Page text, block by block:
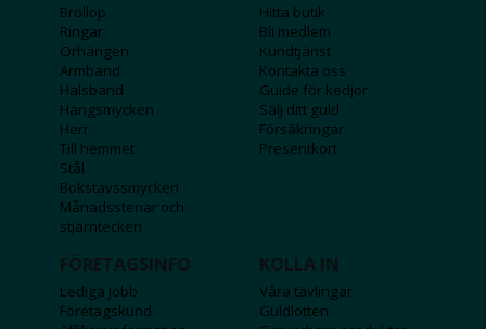
Bröllop
Ringar
Örhängen
Armband
Halsband
Hängsmycken
Herr
Till hemmet
Stål
Bokstavssmycken
Månadsstenar och
stjärntecken
Hitta butik
Bli medlem
Kundtjänst
Kontakta oss
Guide för kedjor
Sälj ditt guld
Försäkringar
Presentkort
FÖRETAGSINFO
Lediga jobb
Företagskund
KOLLA IN
Våra tävlingar
Guldlotten